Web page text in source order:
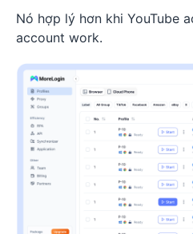
Nó hợp lý hơn khi YouTube
account work.